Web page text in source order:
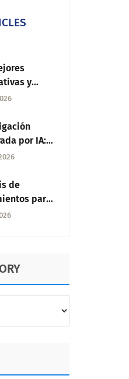
y
a
por IA:
saber
de
para